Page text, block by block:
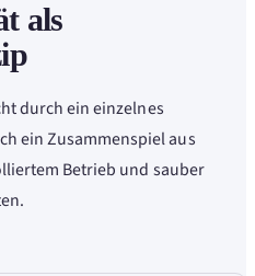
als
durch ein einzelnes
ein Zusammenspiel aus
Betrieb und sauber